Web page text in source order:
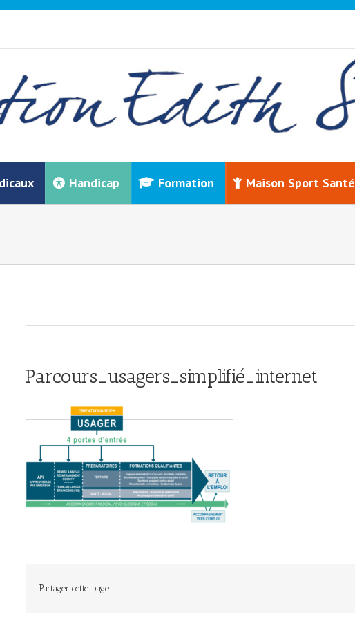
Handicap Formation Maison Sport Santé
Parcours_usagers_simplifié_internet
Partager cette page